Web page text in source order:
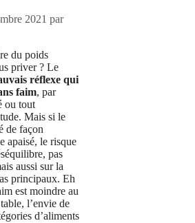
2021 par
du poids
priver ? Le
réflexe qui
faim, par
ou tout
Mais si le
de façon
apaisé, le risque
pas
aussi sur la
principaux. Eh
est moindre au
l’envie de
d’aliments